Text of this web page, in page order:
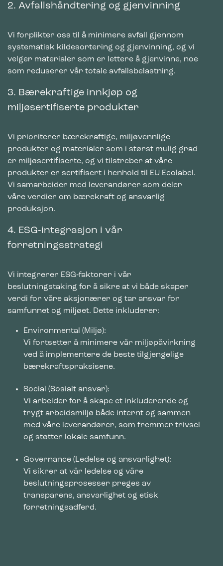
2. Avfallshåndtering og gjenvinning
Vi forplikter oss til å minimere avfall gjennom
systematisk kildesortering og gjenvinning, og vi
velger materialer som er lettere å gjenvinne, noe
som reduserer vår totale avfallsbelastning.
3. Bærekraftige innkjøp og
miljøsertifiserte produkter
Vi prioriterer bærekraftige, miljøvennlige
produkter og materialer som i størst mulig grad
er miljøsertifiserte, og vi tilstreber at våre
produkter er sertifisert i henhold til EU Ecolabel.
Vi samarbeider med leverandører som deler
våre verdier om bærekraft og ansvarlig
produksjon.
4. ESG‑integrasjon i vår
forretningsstrategi
Vi integrerer ESG‑faktorer i vår
beslutningstaking for å sikre at vi både skaper
verdi for våre aksjonærer og tar ansvar for
samfunnet og miljøet. Dette inkluderer:
Environmental (Miljø):
Vi fortsetter å minimere vår miljøpåvirkning
ved å implementere de beste tilgjengelige
bærekraftspraksisene.
Social (Sosialt ansvar):
Vi arbeider for å skape et inkluderende og
trygt arbeidsmiljø både internt og sammen
med våre leverandører, som fremmer trivsel
og støtter lokale samfunn.
Governance (Ledelse og ansvarlighet):
Vi sikrer at vår ledelse og våre
beslutningsprosesser preges av
transparens, ansvarlighet og etisk
forretningsadferd.